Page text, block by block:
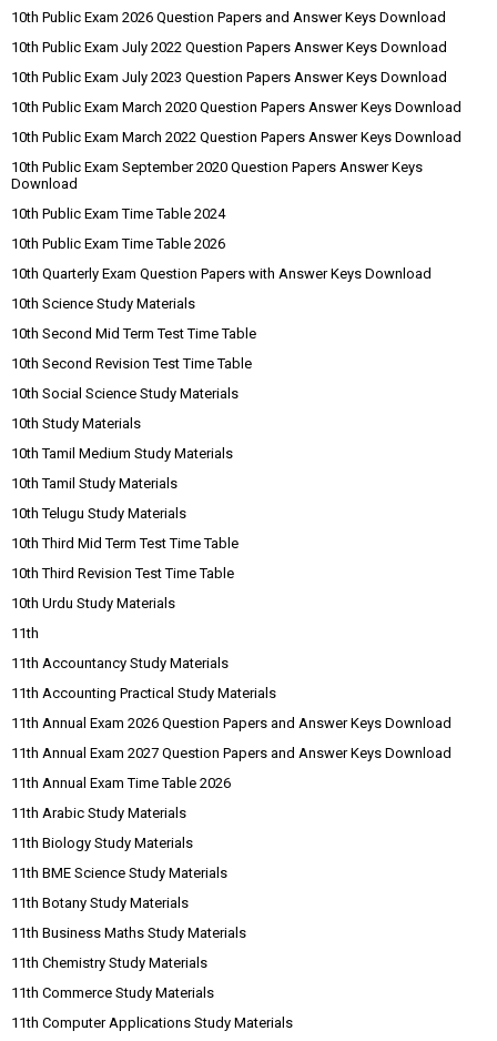
10th Public Exam 2026 Question Papers and Answer Keys Download
10th Public Exam July 2022 Question Papers Answer Keys Download
10th Public Exam July 2023 Question Papers Answer Keys Download
10th Public Exam March 2020 Question Papers Answer Keys Download
10th Public Exam March 2022 Question Papers Answer Keys Download
10th Public Exam September 2020 Question Papers Answer Keys
Download
10th Public Exam Time Table 2024
10th Public Exam Time Table 2026
10th Quarterly Exam Question Papers with Answer Keys Download
10th Science Study Materials
10th Second Mid Term Test Time Table
10th Second Revision Test Time Table
10th Social Science Study Materials
10th Study Materials
10th Tamil Medium Study Materials
10th Tamil Study Materials
10th Telugu Study Materials
10th Third Mid Term Test Time Table
10th Third Revision Test Time Table
10th Urdu Study Materials
11th
11th Accountancy Study Materials
11th Accounting Practical Study Materials
11th Annual Exam 2026 Question Papers and Answer Keys Download
11th Annual Exam 2027 Question Papers and Answer Keys Download
11th Annual Exam Time Table 2026
11th Arabic Study Materials
11th Biology Study Materials
11th BME Science Study Materials
11th Botany Study Materials
11th Business Maths Study Materials
11th Chemistry Study Materials
11th Commerce Study Materials
11th Computer Applications Study Materials